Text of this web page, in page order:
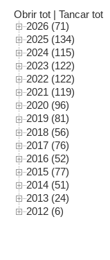
Obrir tot | Tancar tot
2026 (71)
2025 (134)
2024 (115)
2023 (122)
2022 (122)
2021 (119)
2020 (96)
2019 (81)
2018 (56)
2017 (76)
2016 (52)
2015 (77)
2014 (51)
2013 (24)
2012 (6)